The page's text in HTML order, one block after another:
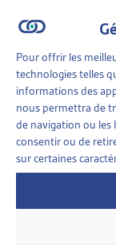
Pour offrir les
technologies telles
informations des
nous permettra de
de navigation ou les
consentir ou de
sur certaines
de percevoir son
but de
La Haute cour
pour juger de la
celui des
sociale.
Le présent arrêt
présence d’un